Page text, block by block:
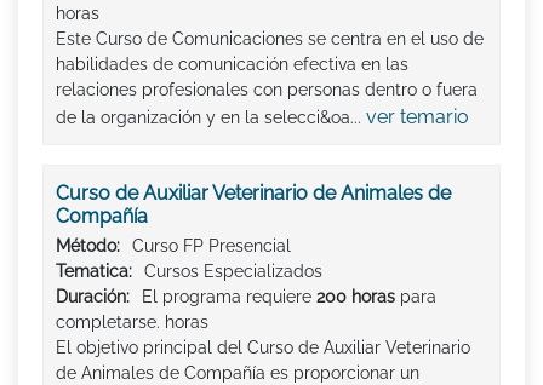
horas
Este Curso de Comunicaciones se centra en el uso de
habilidades de comunicación efectiva en las
relaciones profesionales con personas dentro o fuera
de la organización y en la selecci&oa... ver temario
Curso de Auxiliar Veterinario de Animales de
Compañía
Método:
Curso FP Presencial
Tematica:
Cursos Especializados
Duración:
El programa requiere 200 horas para
completarse. horas
El objetivo principal del Curso de Auxiliar Veterinario
de Animales de Compañía es proporcionar un